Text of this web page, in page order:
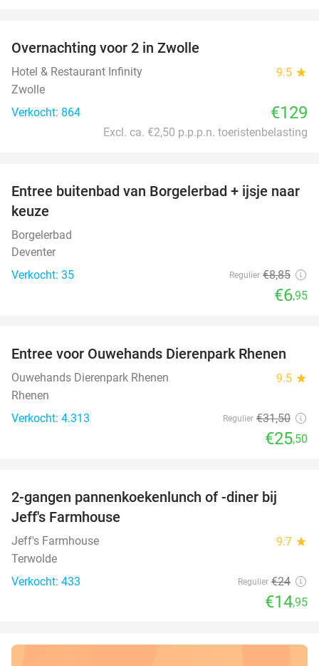
Overnachting voor 2 in Zwolle
Hotel & Restaurant Infinity 9.5 star
Zwolle
Verkocht: 864
€129
Excl. ca. €2,50 p.p.p.n. toeristenbelasting
21%
Entree buitenbad van Borgelerbad + ijsje naar
keuze
Borgelerbad
Deventer
Verkocht: 35
Regulier €8,85
€6,95
19%
Entree voor Ouwehands Dierenpark Rhenen
Ouwehands Dierenpark Rhenen 9.5 star
Rhenen
Verkocht: 4.313
Regulier €31,50
€25,50
38%
2-gangen pannenkoekenlunch of -diner bij
Jeff's Farmhouse
Jeff's Farmhouse 9.7 star
Terwolde
Verkocht: 433
Regulier €24
€14,95